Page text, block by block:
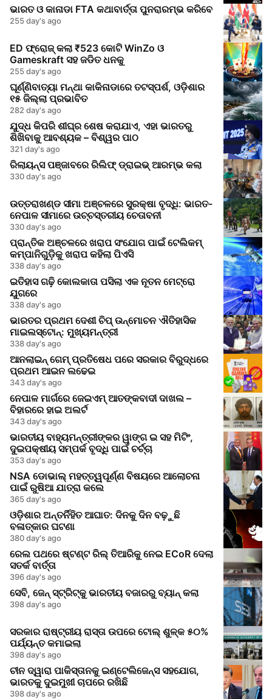
ଭାରତ ଓ କାନାଡା FTA କଥାବାର୍ତ୍ତା ପୁନରାରମ୍ଭ କରିବେ
255 day's ago
ED ଫ୍ରୋଜ୍ କଲା ₹523 କୋଟି WinZo ଓ
Gameskraft ସହ ଜଡିତ ଧନକୁ
255 day's ago
ଘୂର୍ଣ୍ଣିବାତ୍ୟା ମନ୍ଥା କାକିନାଡାରେ ତଟସ୍ପର୍ଶ, ଓଡ଼ିଶାର
୧୫ ଜିଲ୍ଲା ପ୍ରଭାବିତ
282 day's ago
ଯୁଦ୍ଧ କିପରି ଶୀଘ୍ର ଶେଷ କରାଯାଏ, ଏହା ଭାରତରୁ
ଶିଖିବାକୁ ଆବଶ୍ୟକ – ବିଶ୍ୱର ପାଠ
321 day's ago
ରିଲାୟନ୍ସ ପଞ୍ଜାବରେ ରିଲିଫ୍ ଡ୍ରାଇଭ୍ ଆରମ୍ଭ କଲା
330 day's ago
ଉତ୍ତରାଖଣ୍ଡ ସୀମା ଅଞ୍ଚଳରେ ସୁରକ୍ଷା ବୃଦ୍ଧି: ଭାରତ-
ନେପାଳ ସୀମାରେ ଉଚ୍ଚସ୍ତରୀୟ ଚେତାବନୀ
330 day's ago
ପ୍ରାନ୍ତିକ ଅଞ୍ଚଳରେ ଖରାପ ସଂଯୋଗ ପାଇଁ ଟେଲିକମ୍
କମ୍ପାନିଗୁଡ଼ିକୁ ଖରାପ କହିଲା ପିଏସି
338 day's ago
ଇତିହାସ ଗଢ଼ି କୋଲକାତା ପସିଲା ଏକ ନୂତନ ମେଟ୍ରୋ
ଯୁଗରେ
338 day's ago
ଭାରତର ପ୍ରଥମ ଦେଶୀ ଚିପ୍ ଉନ୍ମୋଚନ ଐତିହାସିକ
ମାଇଲସ୍ଟୋନ୍: ମୁଖ୍ୟମନ୍ତ୍ରୀ
338 day's ago
ଆନଲାଇନ୍ ଗେମ୍ ପ୍ରତିଷେଧ ପରେ ସରକାର ବିରୁଦ୍ଧରେ
ପ୍ରଥମ ଆଇନ ଲଢେଇ
343 day's ago
ନେପାଳ ମାର୍ଗରେ ଜେଇଏମ୍ ଆତଙ୍କବାଦୀ ଦାଖଲ –
ବିହାରରେ ହାଇ ଅଲର୍ଟ
343 day's ago
ଭାରତୀୟ ବାହ୍ୟମନ୍ତ୍ରୀଙ୍କର ୱାଙ୍ଗ ଇ ସହ ମିଟିଂ,
ଦୁଇପକ୍ଷୀୟ ସମ୍ପର୍କ ବୃଦ୍ଧି ପାଇଁ ଚର୍ଚ୍ଚା
353 day's ago
NSA ଡୋଭାଲ୍ ମହତ୍ତ୍ୱପୂର୍ଣ୍ଣ ବିଷୟରେ ଆଲୋଚନା
ପାଇଁ ରୁଷିଆ ଯାତ୍ରା କଲେ
365 day's ago
ଓଡ଼ିଶାର ଅନ୍ତର୍ନିହିତ ଆଘାତ: ଦିନକୁ ଦିନ ବଢ଼ୁଛି
ବଳାତ୍କାର ଘଟଣା
380 day's ago
ରେଲ ପଥରେ ଷ୍ଟଣ୍ଟ ରିଲ୍ ତିଆରିକୁ ନେଇ ECoR ଦେଲା
ସତର୍କ ବାର୍ତ୍ତା
396 day's ago
ସେବି, ଜେନ୍‌ ସ୍ଟ୍ରିଟ୍‌କୁ ଭାରତୀୟ ବଜାରରୁ ବ୍ୟାନ୍ କଲା
398 day's ago
ସରକାର ରାଷ୍ଟ୍ରୀୟ ରାସ୍ତା ଉପରେ ଟୋଲ୍ ଶୁଳ୍କ ୫୦%
ପର୍ଯ୍ୟନ୍ତ କମାଇଲା
398 day's ago
ଚୀନ ଦ୍ୱାରା ପାକିସ୍ତାନକୁ ଇଣ୍ଟେଲିଜେନ୍ସ ସହଯୋଗ,
ଭାରତକୁ ଦୁଇମୁଖୀ ଚାପରେ ରଖିଛି
398 day's ago